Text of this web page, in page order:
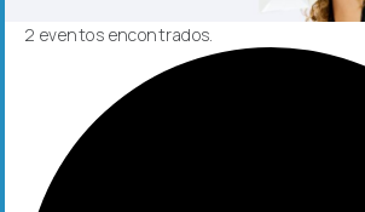
CONTACTO
TU MARCA EN NUESTRO
2 eventos encontrados.